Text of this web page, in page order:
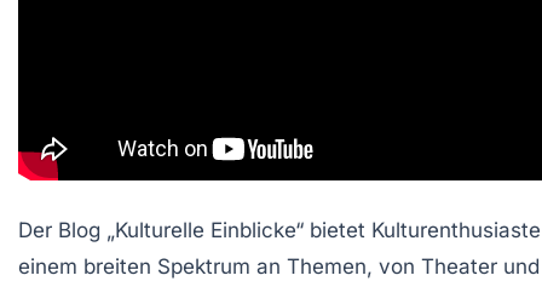
Der Blog „Kulturelle Einblicke“ bietet
einem breiten Spektrum an Themen, von Theater